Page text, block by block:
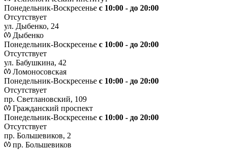
Понедельник-Воскресенье с 10:00 - до 20:00
Отсутствует
ул. Дыбенко, 24
Дыбенко
Понедельник-Воскресенье с 10:00 - до 20:00
Отсутствует
ул. Бабушкина, 42
Ломоносовская
Понедельник-Воскресенье с 10:00 - до 20:00
Отсутствует
пр. Светлановский, 109
Гражданский проспект
Понедельник-Воскресенье с 10:00 - до 20:00
Отсутствует
пр. Большевиков, 2
пр. Большевиков